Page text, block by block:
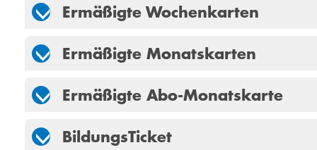
Ermäßigte Wochenkarten
Ermäßigte Monatskarten
Ermäßigte Abo-Monatskarte
BildungsTicket